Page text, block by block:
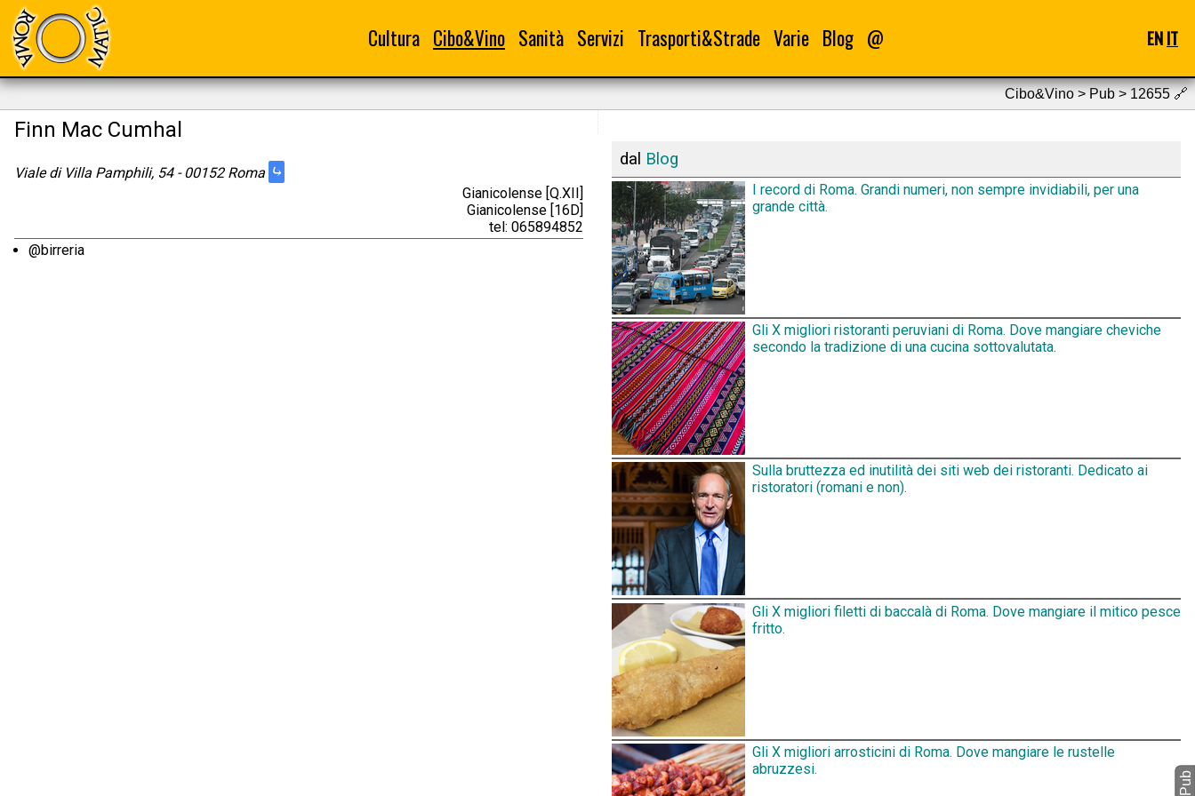
Cultura Cibo&Vino Sanità Servizi Trasporti&Strade Varie Blog @ ENIT
Cibo&Vino > Pub > 12655 🔗
Finn Mac Cumhal
Viale di Villa Pamphili, 54 - 00152 Roma ⤷
Gianicolense [Q.XII]
Gianicolense [16D]
tel: 065894852
@birreria
dal Blog
I record di Roma. Grandi numeri, non sempre invidiabili, per una
grande città.
Gli X migliori ristoranti peruviani di Roma. Dove mangiare cheviche
secondo la tradizione di una cucina sottovalutata.
Sulla bruttezza ed inutilità dei siti web dei ristoranti. Dedicato ai
ristoratori (romani e non).
Gli X migliori filetti di baccalà di Roma. Dove mangiare il mitico pesce
fritto.
Gli X migliori arrosticini di Roma. Dove mangiare le rustelle
abruzzesi.